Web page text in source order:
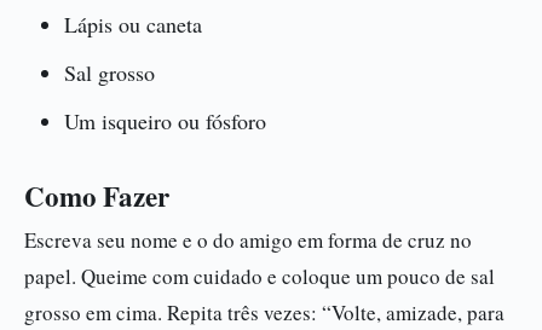
Lápis ou caneta
Sal grosso
Um isqueiro ou fósforo
Como Fazer
Escreva seu nome e o do amigo em forma de cruz no
papel. Queime com cuidado e coloque um pouco de sal
grosso em cima. Repita três vezes: “Volte, amizade, para